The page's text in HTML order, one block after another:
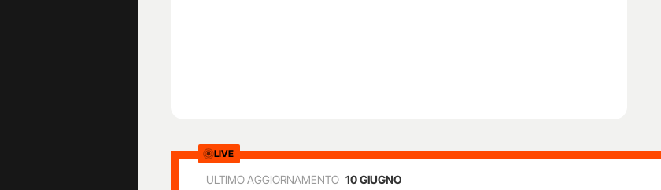
LIVE
ULTIMO AGGIORNAMENTO 10 GIUGNO